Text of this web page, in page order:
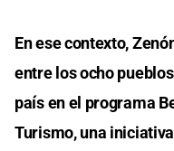
En ese contexto,
entre los ocho
país en el programa
Turismo, una